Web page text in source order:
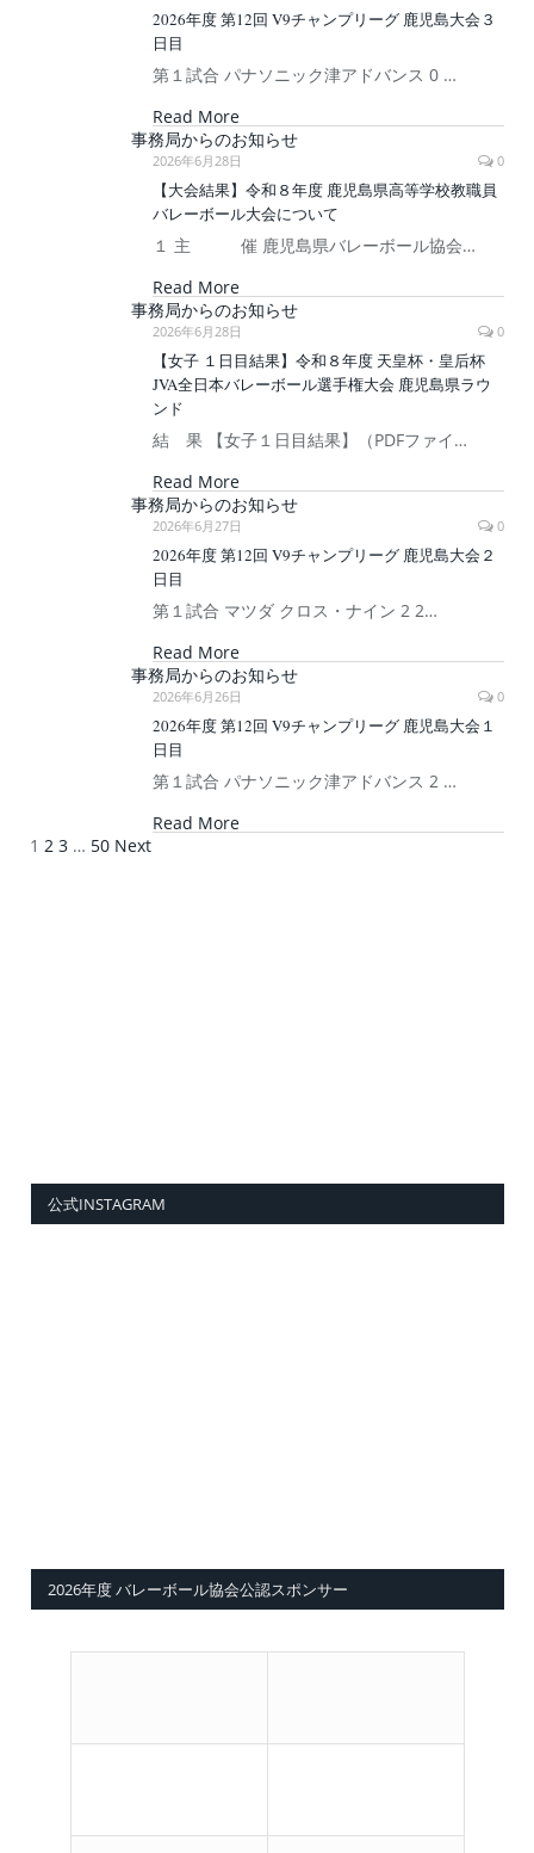
2026年度 第12回 V9チャンプリーグ 鹿児島大会３
日目
第１試合 パナソニック津アドバンス 0 …
Read More
事務局からのお知らせ
2026年6月28日 0
【大会結果】令和８年度 鹿児島県高等学校教職員
バレーボール大会について
１ 主 催 鹿児島県バレーボール協会…
Read More
事務局からのお知らせ
2026年6月28日 0
【女子 １日目結果】令和８年度 天皇杯・皇后杯
JVA全日本バレーボール選手権大会 鹿児島県ラウ
ンド
結 果 【女子１日目結果】（PDFファイ…
Read More
事務局からのお知らせ
2026年6月27日 0
2026年度 第12回 V9チャンプリーグ 鹿児島大会２
日目
第１試合 マツダ クロス・ナイン 2 2…
Read More
事務局からのお知らせ
2026年6月26日 0
2026年度 第12回 V9チャンプリーグ 鹿児島大会１
日目
第１試合 パナソニック津アドバンス 2 …
Read More
1 2 3 … 50 Next
公式INSTAGRAM
2026年度 バレーボール協会公認スポンサー